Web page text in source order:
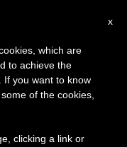
e
x
which are
to achieve the
If you want to know
of the cookies,
clicking a link or